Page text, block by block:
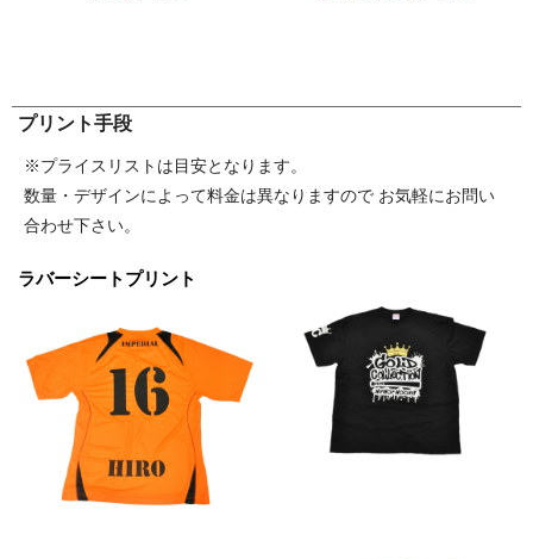
プリント手段
※プライスリストは目安となります。
数量・デザインによって料金は異なりますので お気軽にお問い
合わせ下さい。
ラバーシートプリント